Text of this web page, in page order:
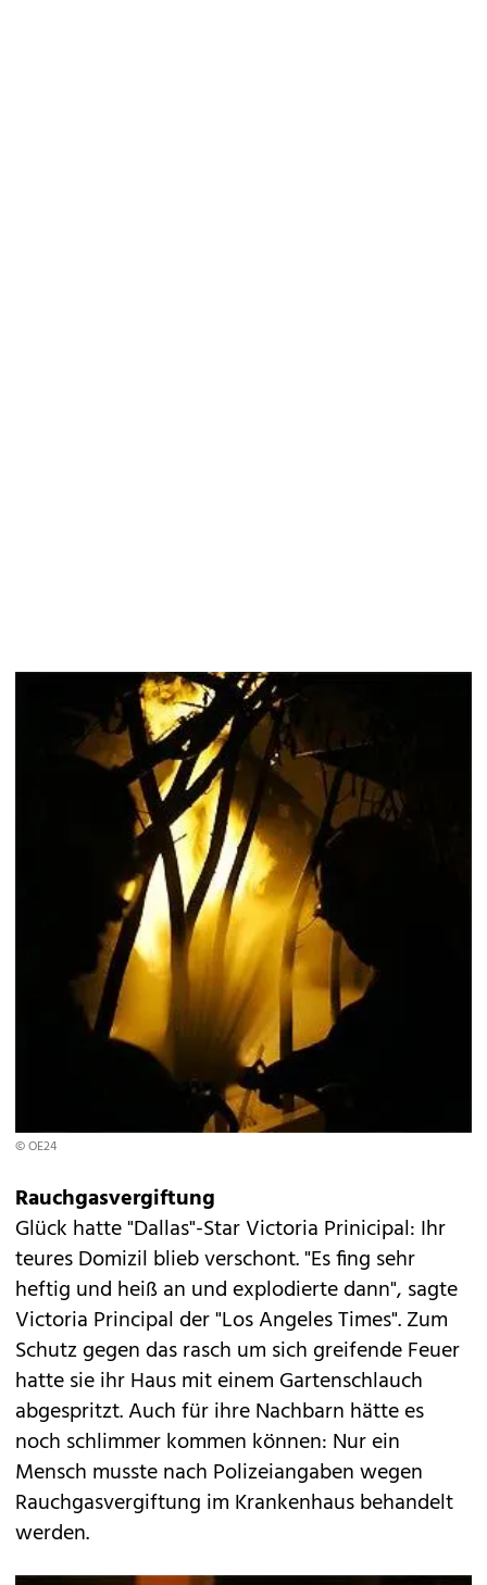
© OE24
Rauchgasvergiftung
Glück hatte "Dallas"-Star Victoria Prinicipal: Ihr
teures Domizil blieb verschont. "Es fing sehr
heftig und heiß an und explodierte dann", sagte
Victoria Principal der "Los Angeles Times". Zum
Schutz gegen das rasch um sich greifende Feuer
hatte sie ihr Haus mit einem Gartenschlauch
abgespritzt. Auch für ihre Nachbarn hätte es
noch schlimmer kommen können: Nur ein
Mensch musste nach Polizeiangaben wegen
Rauchgasvergiftung im Krankenhaus behandelt
werden.